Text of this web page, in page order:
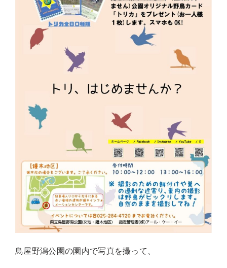
鳥屋野潟公園の園内で写真を撮って、